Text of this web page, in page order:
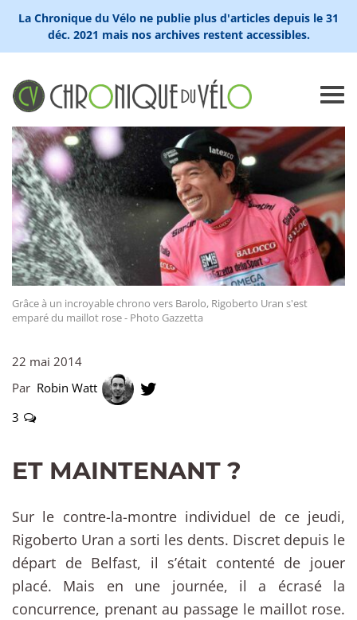
La Chronique du Vélo ne publie plus d'articles depuis le 31
déc. 2021 mais nos archives restent accessibles.
Grâce à un incroyable chrono vers Barolo, Rigoberto Uran s'est
emparé du maillot rose - Photo Gazzetta
22 mai 2014
Par Robin Watt
3
ET MAINTENANT ?
Sur le contre-la-montre individuel de ce jeudi,
Rigoberto Uran a sorti les dents. Discret depuis le
départ de Belfast, il s’était contenté de jouer
placé. Mais en une journée, il a écrasé la
concurrence, prenant au passage le maillot rose.